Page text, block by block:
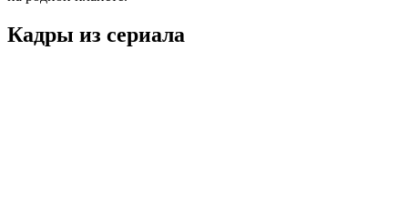
Кадры из сериалa